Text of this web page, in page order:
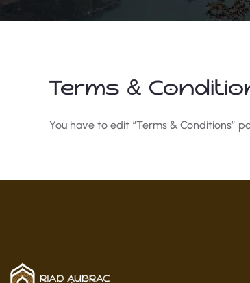
Terms &
You have to edit “Terms & Conditions”